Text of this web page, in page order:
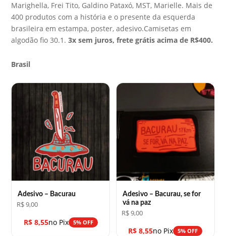
Marighella, Frei Tito, Galdino Pataxó, MST, Marielle. Mais de
400 produtos com a história e o presente da esquerda
brasileira em estampa, poster, adesivo.Camisetas em
algodão fio 30.1.3x sem juros, frete grátis acima de R$400.
Brasil
Adesivo – Bacurau
R$9,00
R$8,55no Pix 5% OFF
Adesivo – Bacurau, se for
vá na paz
R$9,00
R$ 8,55no Pix 5% OFF